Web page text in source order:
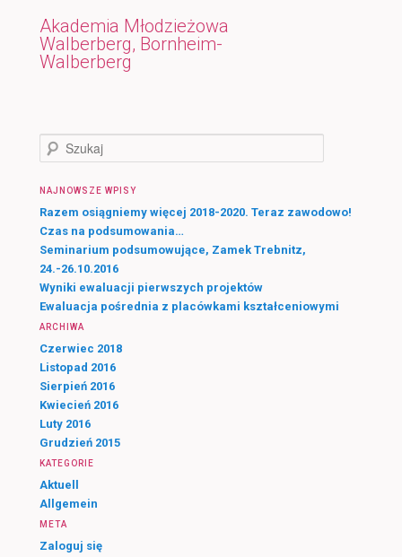
Akademia Młodzieżowa
Walberberg, Bornheim-
Walberberg
k
a
j
NAJNOWSZE WPISY
Razem osiągniemy więcej 2018-2020. Teraz zawodowo!
Czas na podsumowania…
Seminarium podsumowujące, Zamek Trebnitz,
24.-26.10.2016
Wyniki ewaluacji pierwszych projektów
Ewaluacja pośrednia z placówkami kształceniowymi
ARCHIWA
Czerwiec 2018
Listopad 2016
Sierpień 2016
Kwiecień 2016
Luty 2016
Grudzień 2015
KATEGORIE
Aktuell
Allgemein
META
Zaloguj się